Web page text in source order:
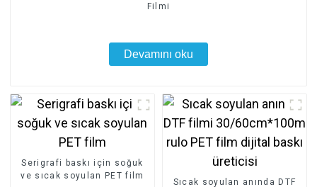
Filmi
Devamını oku
Serigrafi baskı için soğuk
ve sıcak soyulan PET film
Sıcak soyulan anında DTF